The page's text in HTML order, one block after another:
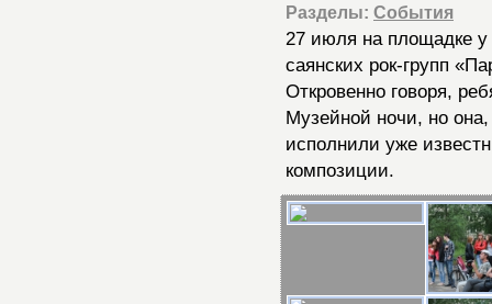
Разделы: События
27 июля на площадке у
саянских рок-групп
Откровенно говоря,
Музейной ночи, но
исполнили уже
композиции.